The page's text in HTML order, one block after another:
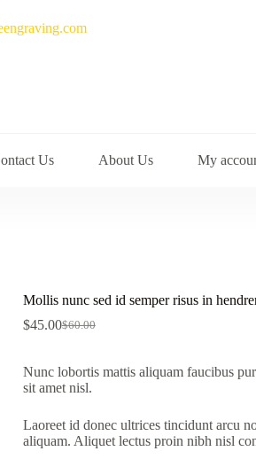
Us About Us My
Mollis nunc sed id semper risus in
$60.00
Original
was:
$60.00.
$45.00Current
is:
$45.00.
Nunc lobortis mattis aliquam faucibus
sit amet nisl.
Laoreet id donec ultrices tincidunt arcu
aliquam. Aliquet lectus proin nibh nisl